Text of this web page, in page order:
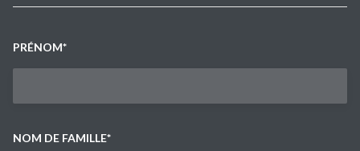
PRÉNOM*
NOM DE FAMILLE*